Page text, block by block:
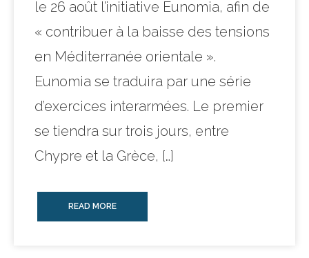
le 26 août l’initiative Eunomia, afin de
« contribuer à la baisse des tensions
en Méditerranée orientale ».
Eunomia se traduira par une série
d’exercices interarmées. Le premier
se tiendra sur trois jours, entre
Chypre et la Grèce, […]
READ MORE